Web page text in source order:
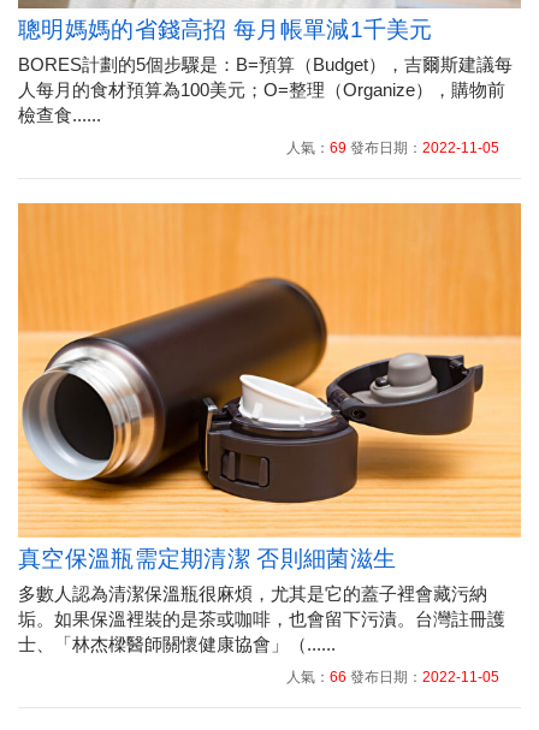
聰明媽媽的省錢高招 每月帳單減1千美元
BORES計劃的5個步驟是：B=預算（Budget），吉爾斯建議每
人每月的食材預算為100美元；O=整理（Organize），購物前
檢查食......
人氣： 69 發布日期： 2022-11-05
真空保溫瓶需定期清潔 否則細菌滋生
多數人認為清潔保溫瓶很麻煩，尤其是它的蓋子裡會藏污納
垢。如果保溫裡裝的是茶或咖啡，也會留下污漬。台灣註冊護
士、「林杰樑醫師關懷健康協會」（......
人氣： 66 發布日期： 2022-11-05